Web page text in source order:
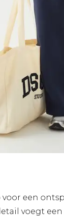
een
voegt